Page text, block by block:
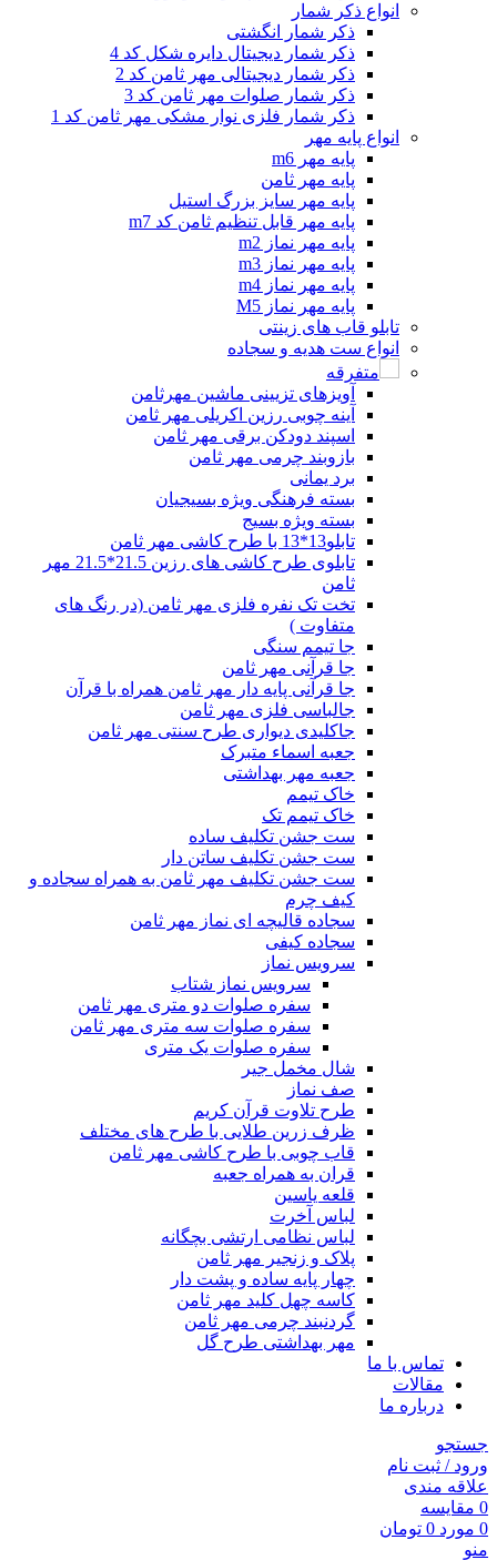
انواع ذکر شمار
ذکر شمار انگشتی
ذکر شمار دیجیتال دایره شکل کد 4
ذکر شمار دیجیتالی مهر ثامن کد 2
ذکر شمار صلوات مهر ثامن کد 3
ذکر شمار فلزی نوار مشکی مهر ثامن کد 1
انواع پایه مهر
پایه مهر m6
پایه مهر ثامن
پایه مهر سایز بزرگ استیل
پایه مهر قابل تنظیم ثامن کد m7
پایه مهر نماز m2
پایه مهر نماز m3
پایه مهر نماز m4
پایه مهر نماز M5
تابلو قاب های زینتی
انواع ست هدیه و سجاده
متفرقه
آویزهای تزیینی ماشین مهرثامن
آینه چوبی رزین اکریلی مهر ثامن
اسپند دودکن برقی مهر ثامن
بازوبند چرمی مهر ثامن
برد یمانی
بسته فرهنگی ویژه بسیجیان
بسته ویژه بسیج
تابلو13*13 با طرح کاشی مهر ثامن
تابلوی طرح کاشی های رزین 21.5*21.5 مهر
ثامن
تخت تک نفره فلزی مهر ثامن (در رنگ های
متفاوت )
جا تیمم سنگی
جا قرآنی مهر ثامن
جا قرآنی پایه دار مهر ثامن همراه با قرآن
جالباسی فلزی مهر ثامن
جاکلیدی دیواری طرح سنتی مهر ثامن
جعبه اسماء متبرک
جعبه مهر بهداشتی
خاک تیمم
خاک تیمم تک
ست جشن تکلیف ساده
ست جشن تکلیف ساتن دار
ست جشن تکلیف مهر ثامن به همراه سجاده و
کیف چرم
سجاده قالیچه ای نماز مهر ثامن
سجاده کیفی
سرویس نماز
سرویس نماز شتاب
سفره صلوات دو متری مهر ثامن
سفره صلوات سه متری مهر ثامن
سفره صلوات یک متری
شال مخمل جیر
صف نماز
طرح تلاوت قرآن کریم
ظرف زرین طلایی با طرح های مختلف
قاب چوبی با طرح کاشی مهر ثامن
قران به همراه جعبه
قلعه یاسین
لباس آخرت
لباس نظامی ارتشی بچگانه
پلاک و زنجیر مهر ثامن
چهار پايه ساده و پشت دار
کاسه چهل کلید مهر ثامن
گردنبند چرمی مهر ثامن
مهر بهداشتی طرح گل
تماس با ما
مقالات
درباره ما
جستجو
ورود / ثبت نام
علاقه مندی
0 مقايسه
0 مورد 0 تومان
منو